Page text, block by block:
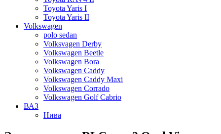
Toyota Yaris I
Toyota Yaris II
Volkswagen
polo sedan
Volksvagen Derby
Volkswagen Beetle
Volkswagen Bora
Volkswagen Caddy
Volkswagen Caddy Maxi
Volkswagen Corrado
Volkswagen Golf Cabrio
ВАЗ
Нива